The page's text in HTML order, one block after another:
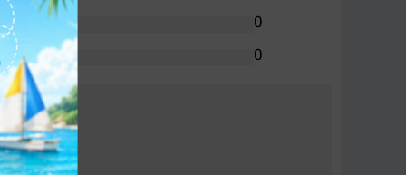
hoạt động trơn tru, không kẹt ruy băng.
gian cho người dùng.
nhòe chữ.
nghiệp.
0
0